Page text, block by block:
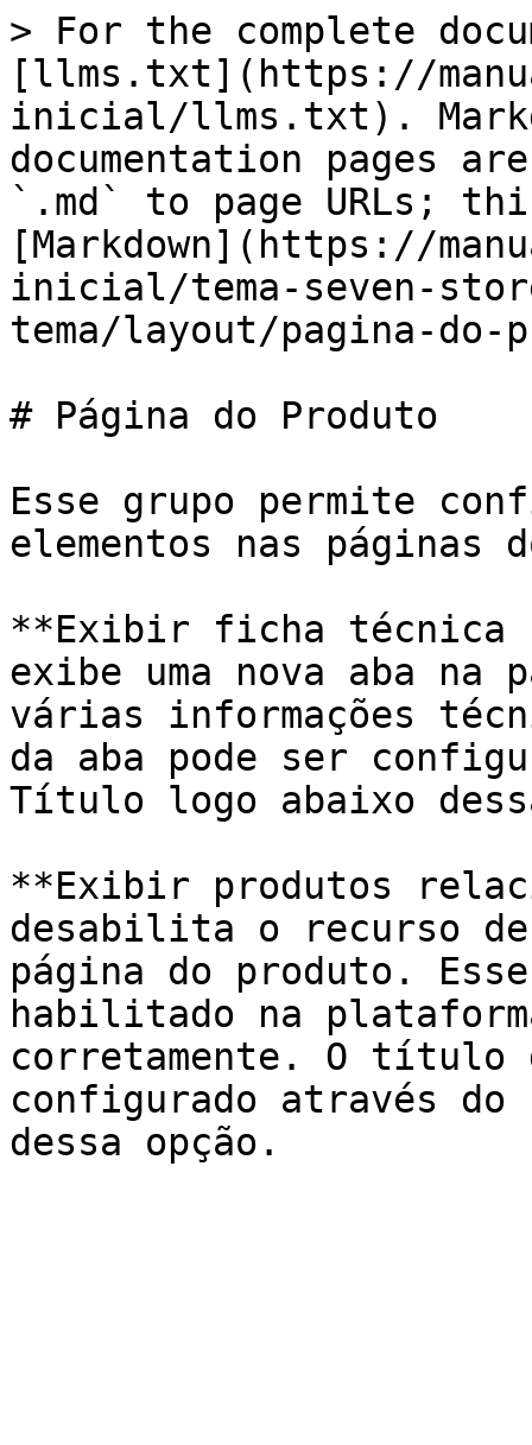
> For the complete
[llms.txt](https://
inicial/llms.txt).
documentation pages
`.md` to page URLs;
[Markdown](https://
inicial/tema-seven-
tema/layout/pagina-do-
# Página do Produto
Esse grupo permite
elementos nas páginas
**Exibir ficha técnica
exibe uma nova aba na
várias informações
da aba pode ser
Título logo abaixo
**Exibir produtos
desabilita o recurso
página do produto.
habilitado na
corretamente. O título
configurado através do